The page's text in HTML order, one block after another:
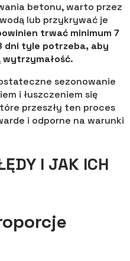
betonu, warto przez
lub przykrywać je
trwać minimum 7
dni tyle potrzeba, aby
wytrzymałość.
sezonowanie
i łuszczeniem się
przeszły ten proces
i odporne na warunki
I JAK ICH